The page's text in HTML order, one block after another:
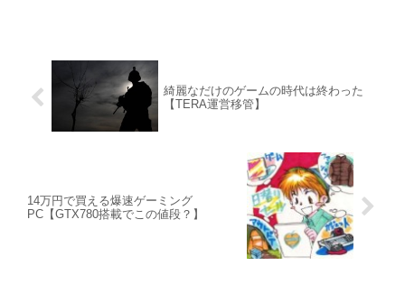
綺麗なだけのゲームの時代は終わった
【TERA運営移管】
14万円で買える爆速ゲーミング
PC【GTX780搭載でこの値段？】